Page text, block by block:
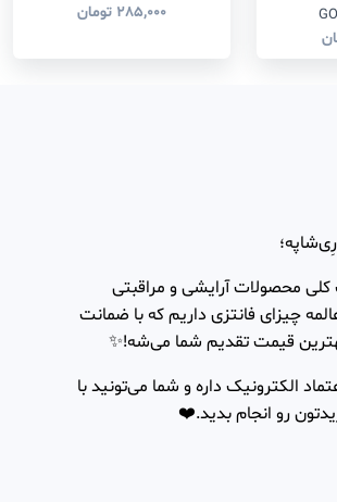
۲۸۵,۰۰۰ تومان
محصولات آرایشی و مراقبتی
چیزای فانتزی داریم که با ضمانت
قیمت تقدیم شما می‌شه!✨
الکترونیک داره و شما می‌تونید با
رو انجام بدید.❤️